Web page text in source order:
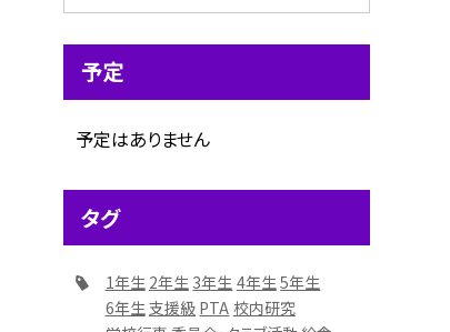
予定
予定はありません
タグ
1年生 2年生 3年生 4年生 5年生
6年生 支援級 PTA 校内研究